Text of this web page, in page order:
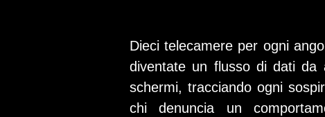
Dieci telecamere per ogni
diventate un flusso di dati da
schermi, tracciando ogni
chi denuncia un